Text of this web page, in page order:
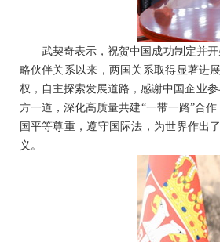
武契奇表示，祝贺中国成功制定并
略伙伴关系以来，两国关系取得显著进
权，自主探索发展道路，感谢中国企业
方一道，深化高质量共建“一带一路”合
国平等尊重，遵守国际法，为世界作出
义。